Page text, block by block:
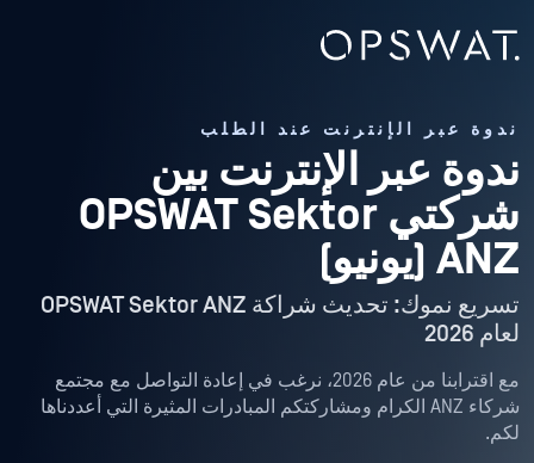
ندوة عبر الإنترنت عند الطلب
ندوة عبر الإنترنت بين
شركتي OPSWAT Sektor
ANZ (يونيو)
تسريع نموك: تحديث شراكة OPSWAT Sektor ANZ
لعام 2026
مع اقترابنا من عام 2026، نرغب في إعادة التواصل مع مجتمع
شركاء ANZ الكرام ومشاركتكم المبادرات المثيرة التي أعددناها
لكم.